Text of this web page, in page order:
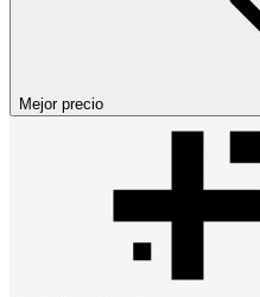
Mejor precio